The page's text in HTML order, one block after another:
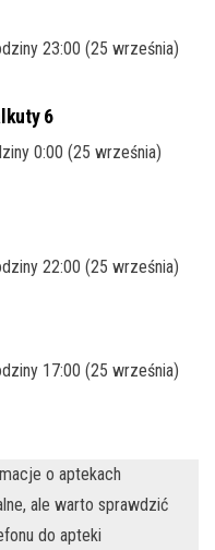
23:00 (25 września)
6
0:00 (25 września)
22:00 (25 września)
17:00 (25 września)
o aptekach
ale warto sprawdzić
do apteki